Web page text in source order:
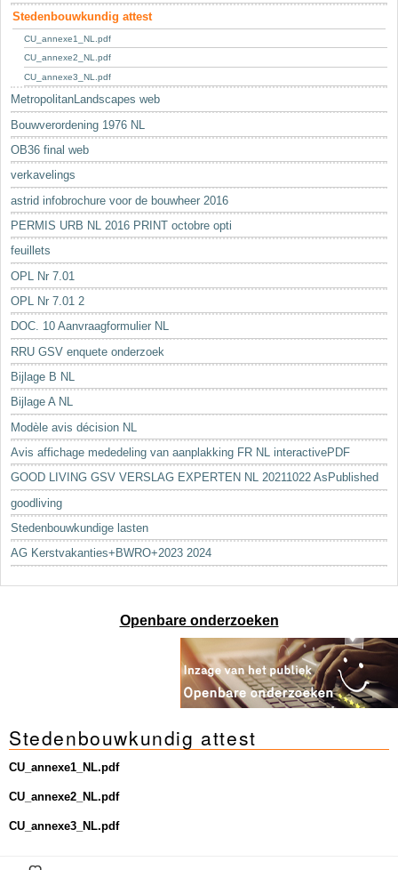
Stedenbouwkundig attest
CU_annexe1_NL.pdf
CU_annexe2_NL.pdf
CU_annexe3_NL.pdf
MetropolitanLandscapes web
Bouwverordening 1976 NL
OB36 final web
verkavelings
astrid infobrochure voor de bouwheer 2016
PERMIS URB NL 2016 PRINT octobre opti
feuillets
OPL Nr 7.01
OPL Nr 7.01 2
DOC. 10 Aanvraagformulier NL
RRU GSV enquete onderzoek
Bijlage B NL
Bijlage A NL
Modèle avis décision NL
Avis affichage mededeling van aanplakking FR NL interactivePDF
GOOD LIVING GSV VERSLAG EXPERTEN NL 20211022 AsPublished
goodliving
Stedenbouwkundige lasten
AG Kerstvakanties+BWRO+2023 2024
Openbare onderzoeken
Stedenbouwkundig attest
CU_annexe1_NL.pdf
CU_annexe2_NL.pdf
CU_annexe3_NL.pdf